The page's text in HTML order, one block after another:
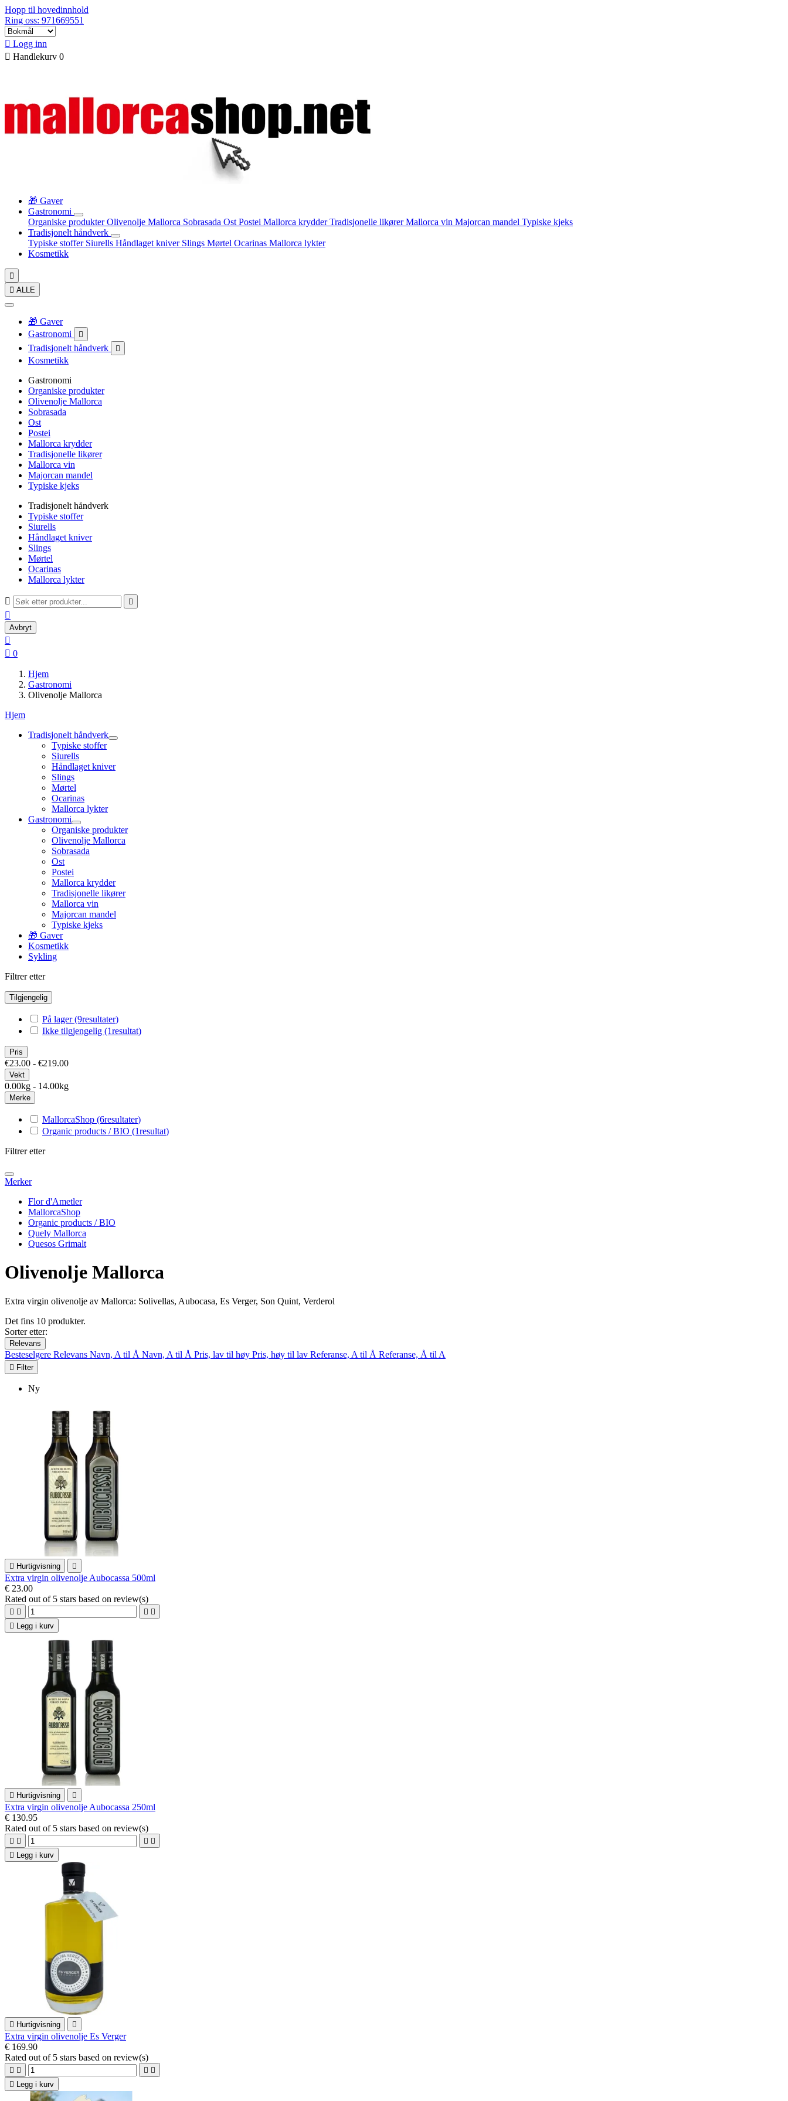
Hopp til hovedinnhold
Ring oss: 971669551
 Logg inn
 Handlekurv 0
🎁 Gaver
Gastronomi
Organiske produkterOlivenolje Mallorca Sobrasada Ost Postei Mallorca krydderTradisjonelle likørerMallorca vin Majorcan mandel Typiske kjeks
Tradisjonelt håndverk
Typiske stoffer Siurells Håndlaget kniver Slings Mørtel Ocarinas Mallorca lykter
Kosmetikk

 ALLE
🎁 Gaver
Gastronomi

Tradisjonelt håndverk 
Kosmetikk
Gastronomi
Organiske produkter
Olivenolje Mallorca
Sobrasada
Ost
Postei
Mallorca krydder
Tradisjonelle likører
Mallorca vin
Majorcan mandel
Typiske kjeks
Tradisjonelt håndverk
Typiske stoffer
Siurells
Håndlaget kniver
Slings
Mørtel
Ocarinas
Mallorca lykter
 

Avbryt

 0
Hjem
Gastronomi
Olivenolje Mallorca
Hjem
Tradisjonelt håndverk
Typiske stoffer
Siurells
Håndlaget kniver
Slings
Mørtel
Ocarinas
Mallorca lykter
Gastronomi
Organiske produkter
Olivenolje Mallorca
Sobrasada
Ost
Postei
Mallorca krydder
Tradisjonelle likører
Mallorca vin
Majorcan mandel
Typiske kjeks
🎁 Gaver
Kosmetikk
Sykling
Filtrer etter
Tilgjengelig
På lager(9resultater)
Ikke tilgjengelig (1resultat)
Pris
€23.00 - €219.00
Vekt
0.00kg - 14.00kg
Merke
MallorcaShop (6resultater)
Organic products / BIO (1resultat)
Filtrer etter
Merker
Flor d'Ametler
MallorcaShop
Organic products / BIO
Quely Mallorca
Quesos Grimalt
Olivenolje Mallorca
Extra virgin olivenolje av Mallorca: Solivellas, Aubocasa, Es Verger, Son Quint, Verderol
Det fins 10 produkter.
Sorter etter:
Relevans
Besteselgere Relevans Navn, A til Å Navn, A til Å Pris, lav til høy Pris, høy til lav Referanse, A til Å Referanse, Å til A
 Filter
Ny
 Hurtigvisning 
Extra virgin olivenolje Aubocassa 500ml
€ 23.00
Rated out of 5 stars based on review(s)
   

Legg i kurv
 Hurtigvisning 
Extra virgin olivenolje Aubocassa 250ml
€ 130.95
Rated out of 5 stars based on review(s)
   

Legg i kurv
 Hurtigvisning 
Extra virgin olivenolje Es Verger
€ 169.90
Rated out of 5 stars based on review(s)
   

Legg i kurv